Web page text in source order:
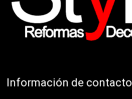
Información de contacto